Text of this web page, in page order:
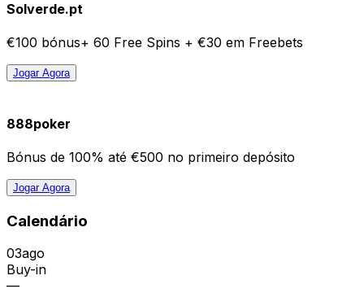
Solverde.pt
€100 bónus+ 60 Free Spins + €30 em Freebets
Jogar Agora
888poker
Bónus de 100% até €500 no primeiro depósito
Jogar Agora
Calendário
03ago
Buy-in
—